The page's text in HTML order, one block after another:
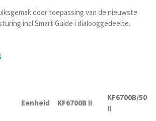
door toepassing van de nieuwste
incl Smart Guide i dialooggedeelte.
Eenheid KF6700B II
KF6700B/50
II